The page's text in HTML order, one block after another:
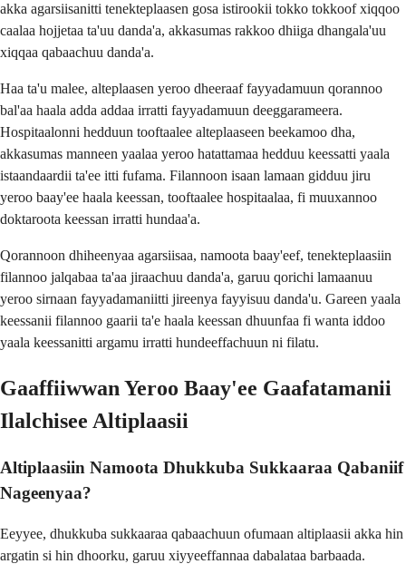
akka agarsiisanitti tenekteplaasen gosa istirookii tokko tokkoof xiqqoo
caalaa hojjetaa ta'uu danda'a, akkasumas rakkoo dhiiga dhangala'uu
xiqqaa qabaachuu danda'a.
Haa ta'u malee, alteplaasen yeroo dheeraaf fayyadamuun qorannoo
bal'aa haala adda addaa irratti fayyadamuun deeggarameera.
Hospitaalonni hedduun tooftaalee alteplaaseen beekamoo dha,
akkasumas manneen yaalaa yeroo hatattamaa hedduu keessatti yaala
istaandaardii ta'ee itti fufama. Filannoon isaan lamaan gidduu jiru
yeroo baay'ee haala keessan, tooftaalee hospitaalaa, fi muuxannoo
doktaroota keessan irratti hundaa'a.
Qorannoon dhiheenyaa agarsiisaa, namoota baay'eef, tenekteplaasiin
filannoo jalqabaa ta'aa jiraachuu danda'a, garuu qorichi lamaanuu
yeroo sirnaan fayyadamaniitti jireenya fayyisuu danda'u. Gareen yaala
keessanii filannoo gaarii ta'e haala keessan dhuunfaa fi wanta iddoo
yaala keessanitti argamu irratti hundeeffachuun ni filatu.
Gaaffiiwwan Yeroo Baay'ee Gaafatamanii
Ilalchisee Altiplaasii
Altiplaasiin Namoota Dhukkuba Sukkaaraa Qabaniif
Nageenyaa?
Eeyyee, dhukkuba sukkaaraa qabaachuun ofumaan altiplaasii akka hin
argatin si hin dhoorku, garuu xiyyeeffannaa dabalataa barbaada.